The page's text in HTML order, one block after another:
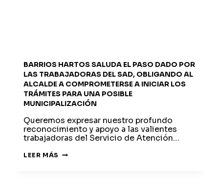
BARRIOS HARTOS SALUDA EL PASO DADO POR
LAS TRABAJADORAS DEL SAD, OBLIGANDO AL
ALCALDE A COMPROMETERSE A INICIAR LOS
TRÁMITES PARA UNA POSIBLE
MUNICIPALIZACIÓN
Queremos expresar nuestro profundo
reconocimiento y apoyo a las valientes
trabajadoras del Servicio de Atención…
LEER MÁS BARRIOS